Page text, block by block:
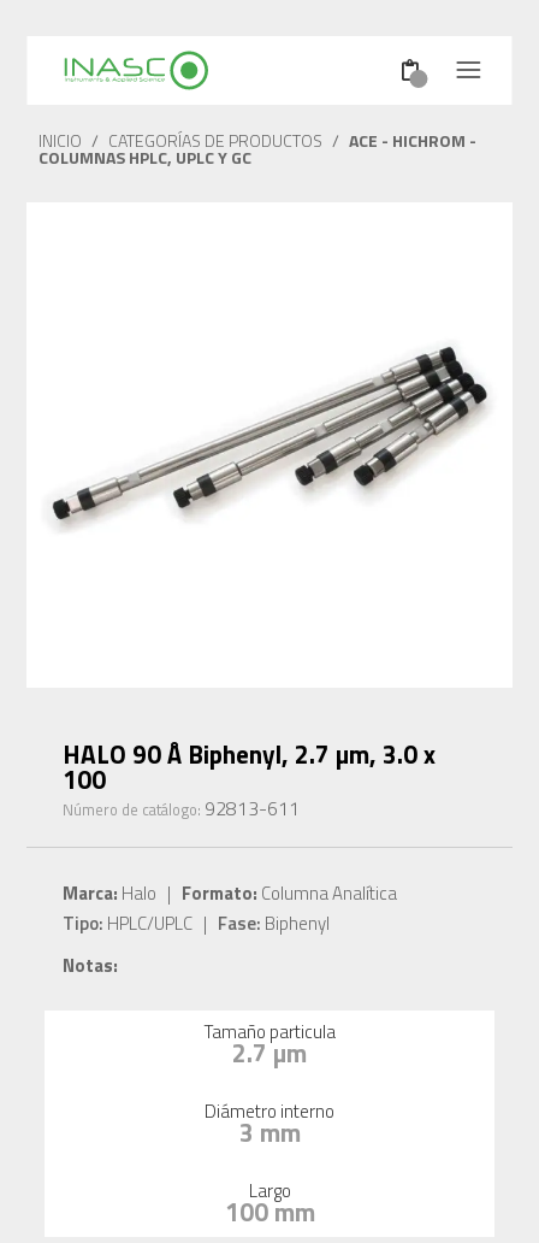
INICIO / CATEGORÍAS DE PRODUCTOS / ACE - HICHROM -
COLUMNAS HPLC, UPLC Y GC
HALO 90 Å Biphenyl, 2.7 µm, 3.0 x
100
Número de catálogo: 92813-611
Marca: Halo | Formato: Columna Analítica
Tipo: HPLC/UPLC | Fase: Biphenyl
Notas:
Tamaño particula
2.7 µm
Diámetro interno
3 mm
Largo
100 mm